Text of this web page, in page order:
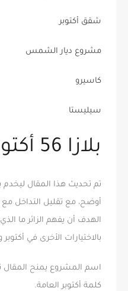
شقق أكتوبر
مشروع ديار الشمس
كاسيرو
سيليستا
بلازا 56 أكتوبر
تم تحديث هذا المقال
أوضح، مع تقليل التداخل مع
بالاختيارات الأخرى في
اسم المشروع يمنح المقال
كلمة أكتوبر العامة.